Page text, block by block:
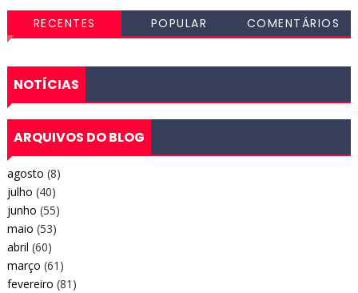
RECENTES POPULAR COMENTÁRIOS
NOTÍCIAS
ARQUIVOS DO BLOG
agosto (8)
julho (40)
junho (55)
maio (53)
abril (60)
março (61)
fevereiro (81)